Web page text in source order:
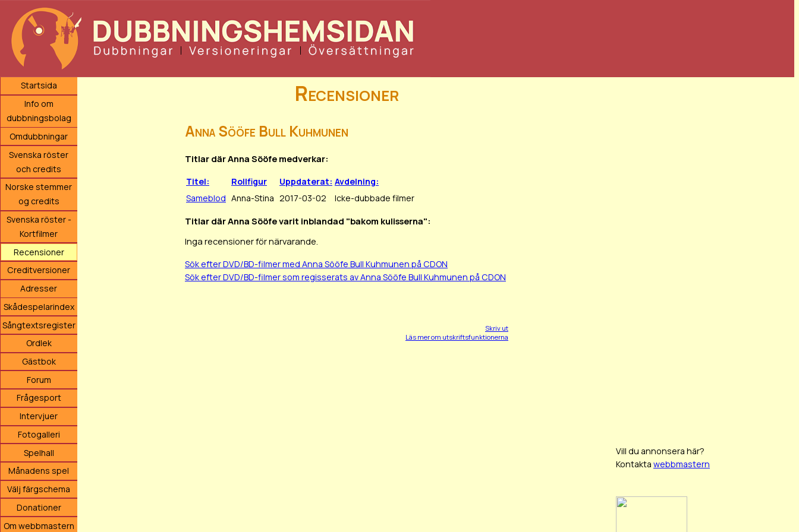
Startsida
Info om
dubbningsbolag
Omdubbningar
Svenska röster
och credits
Norske stemmer
og credits
Svenska röster -
Kortfilmer
Recensioner
Creditversioner
Adresser
Skådespelarindex
Sångtextsregister
Ordlek
Gästbok
Forum
Frågesport
Intervjuer
Fotogalleri
Spelhall
Månadens spel
Välj färgschema
Donationer
Om webbmastern
Recensioner
Anna Sööfe Bull Kuhmunen
Titlar där Anna Sööfe medverkar:
Titel: Rollfigur Uppdaterat: Avdelning:
Sameblod Anna-Stina 2017-03-02 Icke-dubbade filmer
Titlar där Anna Sööfe varit inblandad "bakom kulisserna":
Inga recensioner för närvarande.
Sök efter DVD/BD-filmer med Anna Sööfe Bull Kuhmunen på CDON
Sök efter DVD/BD-filmer som regisserats av Anna Sööfe Bull Kuhmunen på CDON
Skriv ut
Läs mer om utskriftsfunktionerna
Vill du annonsera här?
Kontakta webbmastern